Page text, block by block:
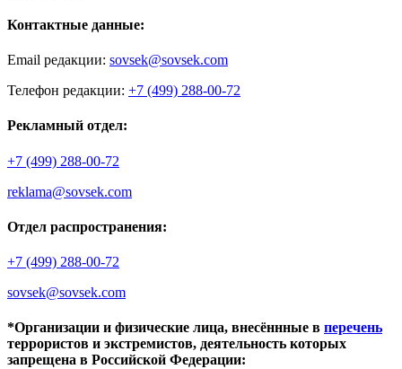
Контактные данные:
Email редакции: sovsek@sovsek.com
Телефон редакции: +7 (499) 288-00-72
Рекламный отдел:
+7 (499) 288-00-72
reklama@sovsek.com
Отдел распространения:
+7 (499) 288-00-72
sovsek@sovsek.com
*Организации и физические лица, внесённные в перечень
террористов и экстремистов, деятельность которых
запрещена в Российской Федерации: